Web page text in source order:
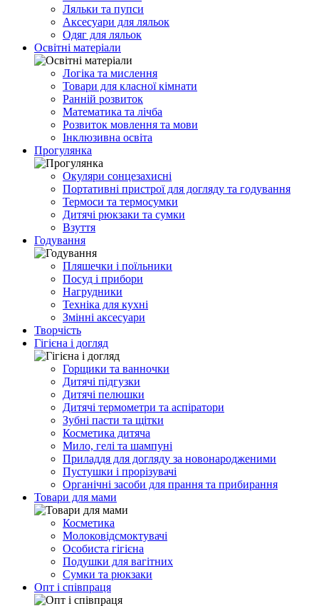
Ляльки та пупси
Аксесуари для ляльок
Одяг для ляльок
Освітні матеріали
Логіка та мислення
Товари для класної кімнати
Ранній розвиток
Математика та лічба
Розвиток мовлення та мови
Інклюзивна освіта
Прогулянка
Окуляри сонцезахисні
Портативні пристрої для догляду та годування
Термоси та термосумки
Дитячі рюкзаки та сумки
Взуття
Годування
Пляшечки і поїльники
Посуд і прибори
Нагрудники
Техніка для кухні
Змінні аксесуари
Творчість
Гігієна і догляд
Горщики та ванночки
Дитячі підгузки
Дитячі пелюшки
Дитячі термометри та аспіратори
Зубні пасти та щітки
Косметика дитяча
Мило, гелі та шампуні
Приладдя для догляду за новонародженими
Пустушки і прорізувачі
Органічні засоби для прання та прибирання
Товари для мами
Косметика
Молоковідсмоктувачі
Особиста гігієна
Подушки для вагітних
Сумки та рюкзаки
Опт і співпраця